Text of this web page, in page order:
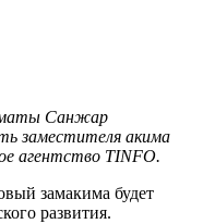
Санжар
заместителя акима
агентство TINFO.
замакима будет
развития.